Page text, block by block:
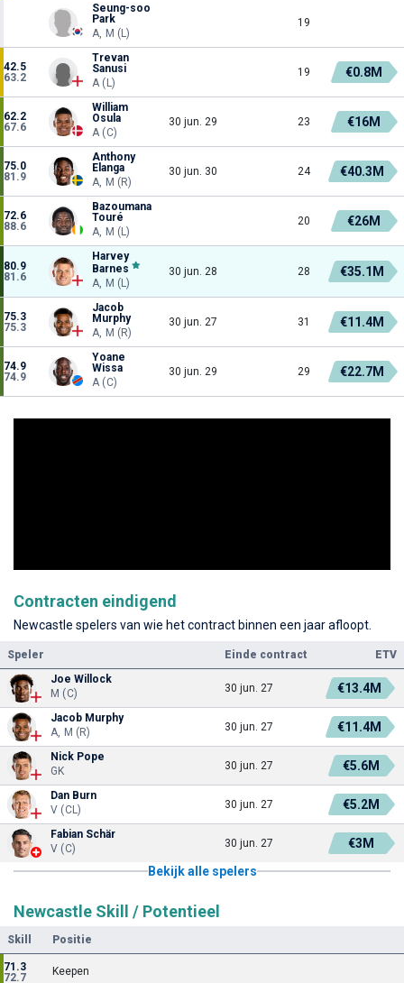
Seung-soo
Park
A, M (L)
19
42.5
63.2
Trevan
Sanusi
A (L)
19 €0.8M
62.2
67.6
William
Osula
A (C)
30 jun. 29 23 €16M
75.0
81.9
Anthony
Elanga
A, M (R)
30 jun. 30 24 €40.3M
72.6
88.6
Bazoumana
Touré
A, M (L)
20 €26M
80.9
81.6
Harvey
Barnes
A, M (L)
30 jun. 28 28 €35.1M
75.3
75.3
Jacob
Murphy
A, M (R)
30 jun. 27 31 €11.4M
74.9
74.9
Yoane
Wissa
A (C)
30 jun. 29 29 €22.7M
Contracten eindigend
Newcastle spelers van wie het contract binnen een jaar afloopt.
Speler Einde contract
ETV
Joe Willock
M (C)
30 jun. 27 €13.4M
Jacob Murphy
A, M (R)
30 jun. 27 €11.4M
Nick Pope
GK
30 jun. 27 €5.6M
Dan Burn
V (CL)
30 jun. 27 €5.2M
Fabian Schär
V (C)
30 jun. 27
€3M
Bekijk alle spelers
Newcastle Skill / Potentieel
Skill Positie
71.3
72.7
Keepen